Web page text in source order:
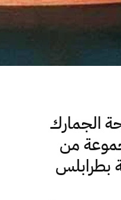
الجمارك
من
بطرابلس